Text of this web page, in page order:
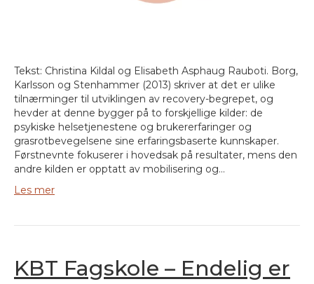
Tekst: Christina Kildal og Elisabeth Asphaug Rauboti. Borg,
Karlsson og Stenhammer (2013) skriver at det er ulike
tilnærminger til utviklingen av recovery-begrepet, og
hevder at denne bygger på to forskjellige kilder: de
psykiske helsetjenestene og brukererfaringer og
grasrotbevegelsene sine erfaringsbaserte kunnskaper.
Førstnevnte fokuserer i hovedsak på resultater, mens den
andre kilden er opptatt av mobilisering og…
Les mer
KBT Fagskole – Endelig er